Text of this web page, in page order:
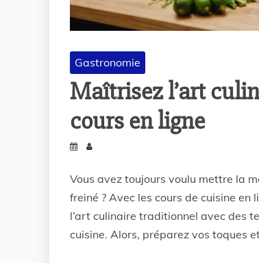
Gastronomie
Maîtrisez l’art
cours en ligne
Vous avez toujours voulu mettre la
freiné ? Avec les cours de cuisine
l’art culinaire traditionnel avec des
cuisine. Alors, préparez vos toques